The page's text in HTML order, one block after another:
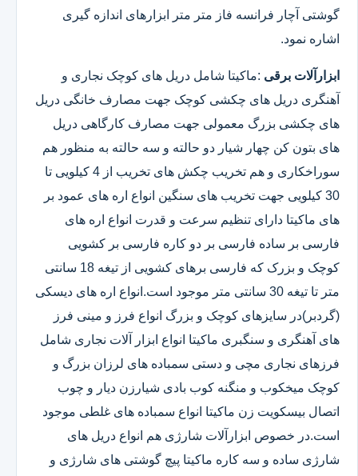
گوشتی آچار فرانسه فاز متر متر ابزارهای اندازه گیری
اشاره نمود.
ابزارآلات برقی :ماکیتا شامل دریل های کوچک نجاری و
آهنگری دریل های چکشی کوچک جهت مصارف خانگی دریل
های چکشی بزرگ معمولی جهت مصارف کارگاهی دریل
های بتون کن چهار شیار دو حالته و سه حالته به منظور هم
سوراخکاری و هم تخریب چکش های تخریب از 4 کیلویی تا
30 کیلویی جهت تخریب های سنگین انواع اره های عمود بر
های ماکیتا دارای تنظیم سرعت و قدرت انواع اره های
فارسی بر ساده فارسی بر دو کاره فارسی بر کشویی
کوچک و بزرک که فارسی برهای کشویی از تیغه 18 سانتی
متر تا تیغه 30 سانتی متر موجود است.انواع اره های دیسکی
(گردبر)در سایزهای کوچک و بزرگ انواع فرز و مینی فرز
های آهنگری و سنگبری ماکیتا انواع ابزار آلات نجاری شامل
فرزهای نجاری مچی و دستی سمباده های لرزان بزرگ و
کوچک میخکوب و منگنه کوب بادی شیارزن دیار و چوب
اتصال بیسکویت زن ماکیتا انواع سمباده های غلطی موجود
است.در خصوص ابزارآلات شارژی هم انواع دریل های
شارژی ساده و سه کاره ماکیتا پیچ گوشتی های شارژی و